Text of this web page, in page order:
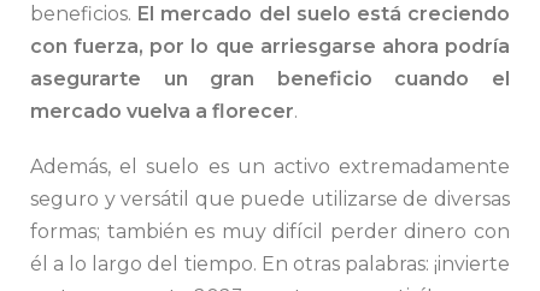
beneficios. El mercado del suelo está creciendo
con fuerza, por lo que arriesgarse ahora podría
asegurarte un gran beneficio cuando el
mercado vuelva a florecer.
Además, el suelo es un activo extremadamente
seguro y versátil que puede utilizarse de diversas
formas; también es muy difícil perder dinero con
él a lo largo del tiempo. En otras palabras: ¡invierte